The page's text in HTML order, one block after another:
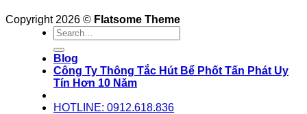
Copyright 2026 © Flatsome Theme
Blog
Công Ty Thông Tắc Hút Bể Phốt Tấn Phát Uy
Tín Hơn 10 Năm
HOTLINE: 0912.618.836